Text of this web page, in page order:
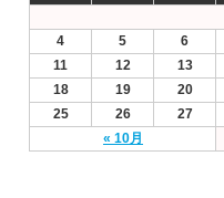
« 10月
4
5 6
11
12 13
18
19 20
25
26 27